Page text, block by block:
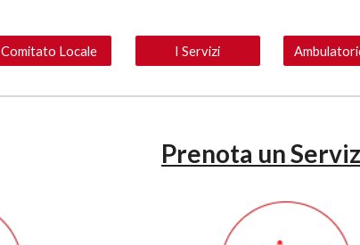
Comitato Locale I Servizi
Prenota un